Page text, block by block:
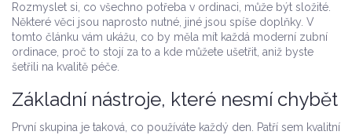
Rozmyslet si, co všechno potřeba v ordinaci, může být složité.
Některé věci jsou naprosto nutné, jiné jsou spíše doplňky. V
tomto článku vám ukážu, co by měla mít každá moderní zubní
ordinace, proč to stojí za to a kde můžete ušetřit, aniž byste
šetřili na kvalitě péče.
Základní nástroje, které nesmí chybět
První skupina je taková, co používáte každý den. Patří sem kvalitní